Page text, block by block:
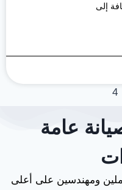
إلى
4
عامة
ومهندسين على أعلى